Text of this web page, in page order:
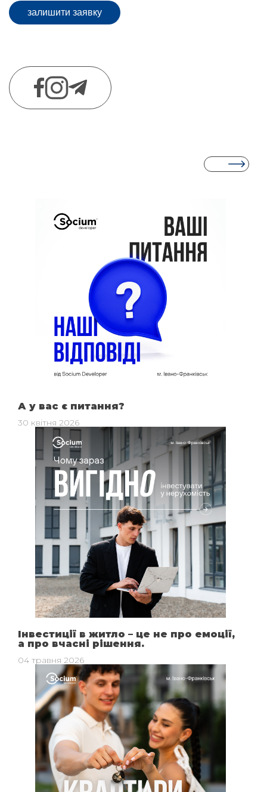
залишити заявку
А у вас є питання?
30 квітня 2026
Інвестиції в житло – це не про емоції,
а про вчасні рішення.
04 травня 2026